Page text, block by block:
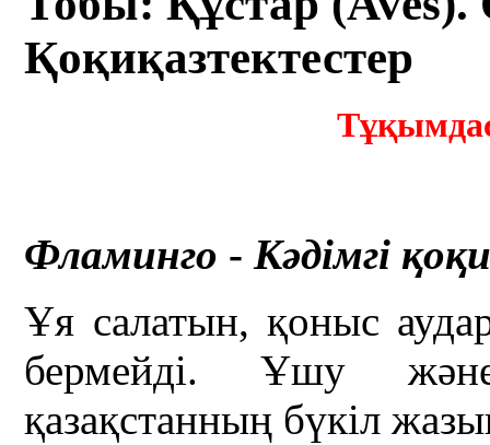
Қоқиқазтектестер
Фламинго -Кәдімгі
Ұя салатын, қоныс
бермейді. Ұшу
қазақстанның бүкіл